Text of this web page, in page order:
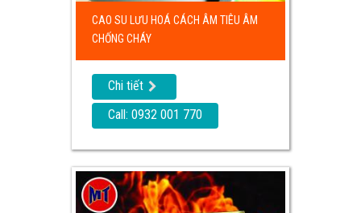
CAO SU LƯU HOÁ CÁCH ÂM TIÊU ÂM
CHỐNG CHÁY
Chi tiết
Call: 0932 001 770